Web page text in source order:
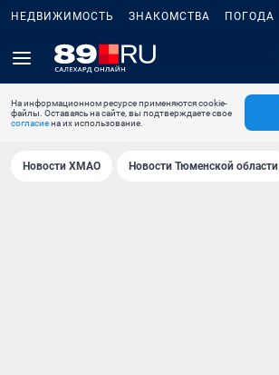
НЕДВИЖИМОСТЬ ЗНАКОМСТВА ПОГОДА
На информационном ресурсе применяются cookie-
файлы. Оставаясь на сайте, вы подтверждаете свое
согласиена их использование.
Новости ХМАО Новости Тюменской области